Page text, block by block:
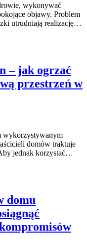
wykonywać
objawy. Problem
utrudniają realizację…
– jak ogrzać
przestrzeń w
wykorzystywanym
domów traktuje
jednak korzystać…
domu